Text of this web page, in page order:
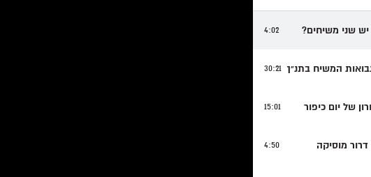
שני משיחים? 4:02
המשיח בתנ"ך 30:21
של יום כיפור 15:01
דרור מוסיקה 4:50